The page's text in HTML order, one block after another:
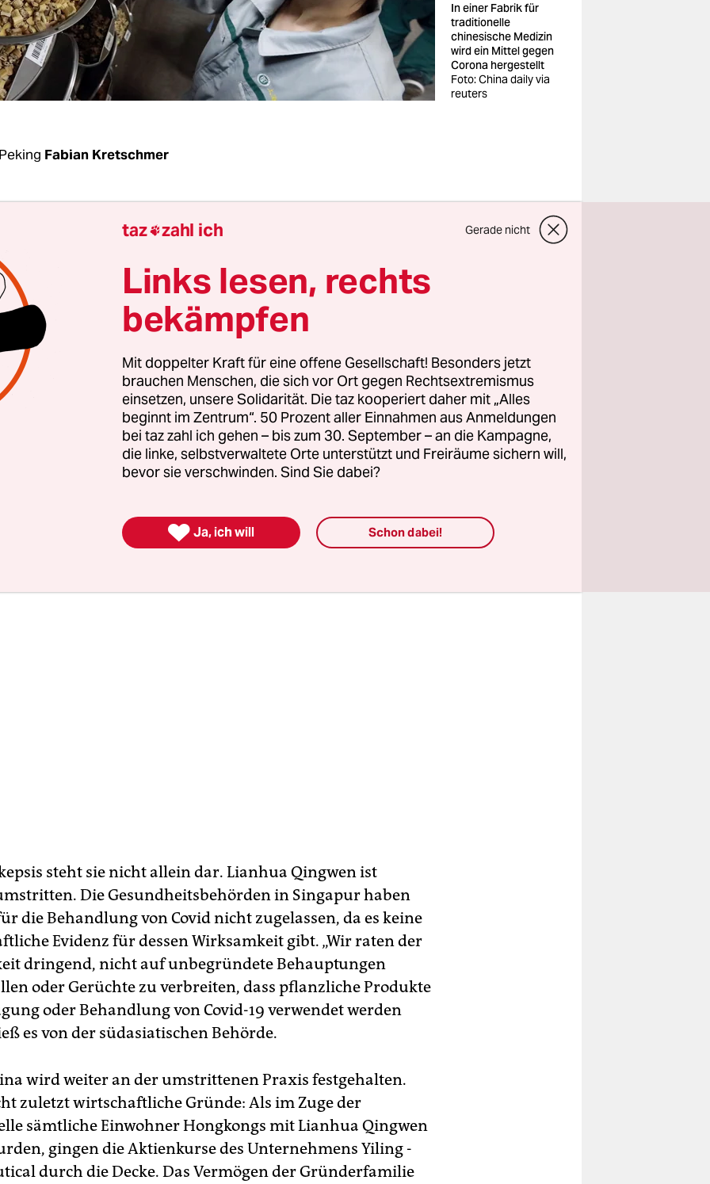
In einer Fabrik für
traditionelle
chinesische Medizin
wird ein Mittel gegen
Corona hergestellt
Foto: China daily via
reuters
Fabian Kretschmer
Schanghai abriegelten
, klagten die Menschen schon
zusammengebrochene Lebensmittelversorgung.
Gemüse und Speiseöl nur noch sporadisch
wurden, erhielten die knapp 26 Millionen Einwohner eine
aus Süßholzwurzeln und Aprikosensamen.
heißt das kapselförmige Wundermittel. Es fällt
TCM– traditionelle chinesische Medizin.
und ihre Mitbewohnerinnen haben sechs Packungen
„Wir haben sie nicht geschluckt, denn laut den sozialen
ich folge, helfen sie weder dabei, Covidsymptome zu
eine Infektion zu verhindern“, sagt die Mittzwanzigerin,
die Regierung sich besser auf die wirklich wichtigen
der Leute fokussieren sollte.“
steht sie nicht allein dar. Lianhua Qingwen ist
Die Gesundheitsbehörden in Singapur haben
die Behandlung von Covid nicht zugelassen, da es keine
Evidenz für dessen Wirksamkeit gibt. „Wir raten der
dringend, nicht auf unbegründete Behauptungen
oder Gerüchte zu verbreiten, dass pflanzliche Produkte
oder Behandlung von Covid-19 verwendet werden
es von der südasiatischen Behörde.
wird weiter an der umstrittenen Praxis festgehalten.
zuletzt wirtschaftliche Gründe: Als im Zuge der
sämtliche Einwohner Hongkongs mit Lianhua Qingwen
gingen die Aktienkurse des Unternehmens Yiling
durch die Decke. Das Vermögen der Gründerfamilie
taz zahl ich Gerade nicht
Links lesen, rechts
bekämpfen
Mit doppelter Kraft für eine offene Gesellschaft! Besonders jetzt
brauchen Menschen, die sich vor Ort gegen Rechtsextremismus
einsetzen, unsere Solidarität. Die taz kooperiert daher mit „Alles
beginnt im Zentrum“. 50 Prozent aller Einnahmen aus Anmeldungen
bei taz zahl ich gehen – bis zum 30. September – an die Kampagne,
die linke, selbstverwaltete Orte unterstützt und Freiräume sichern will,
bevor sie verschwinden. Sind Sie dabei?
 Ja, ich will Schon dabei!